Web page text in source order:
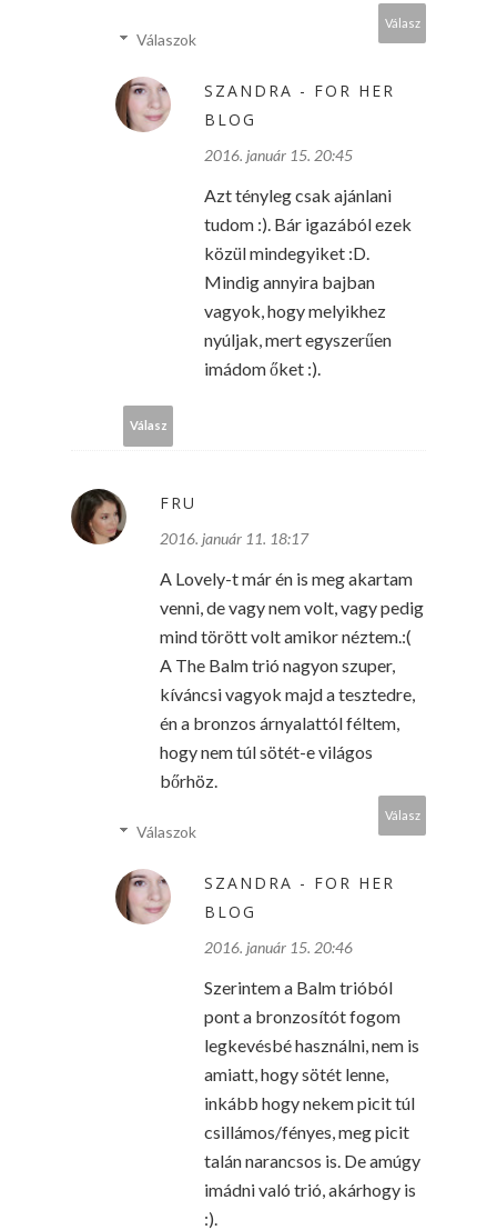
Válasz
Válaszok
SZANDRA - FOR HER
BLOG
2016. január 15. 20:45
Azt tényleg csak ajánlani
tudom :). Bár igazából ezek
közül mindegyiket :D.
Mindig annyira bajban
vagyok, hogy melyikhez
nyúljak, mert egyszerűen
imádom őket :).
Válasz
FRU
2016. január 11. 18:17
A Lovely-t már én is meg akartam
venni, de vagy nem volt, vagy pedig
mind törött volt amikor néztem.:(
A The Balm trió nagyon szuper,
kíváncsi vagyok majd a tesztedre,
én a bronzos árnyalattól féltem,
hogy nem túl sötét-e világos
bőrhöz.
Válasz
Válaszok
SZANDRA - FOR HER
BLOG
2016. január 15. 20:46
Szerintem a Balm trióból
pont a bronzosítót fogom
legkevésbé használni, nem is
amiatt, hogy sötét lenne,
inkább hogy nekem picit túl
csillámos/fényes, meg picit
talán narancsos is. De amúgy
imádni való trió, akárhogy is
:).